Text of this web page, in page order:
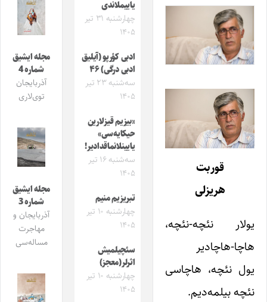
قوربت
هریزلی
یولار نئچه-نئچه،
هاچا-هاچادیر
یول نئچه، هاچاسی
نئچه بیلمه‌دیم.
یاییملاندی
چهارشنبه ۳۱ تیر
۱۴۰۵
ادبی کؤرپو (آیلیق
ادبی درگی) ۴۶
سه‌شنبه ۲۳ تیر
۱۴۰۵
«بیزیم قیزلارین
حیکایه‌سی»
یایینلانماقدادیر!
سه‌شنبه ۱۶ تیر
۱۴۰۵
تبریزیم منیم
چهارشنبه ۱۰ تیر
۱۴۰۵
سئچیلمیش
اثرلر(معجز)
چهارشنبه ۱۰ تیر
۱۴۰۵
مجله ایشیق
شماره 4
آذربایجان
توی‌لاری
مجله ایشیق
شماره 3
آذربایجان و
مهاجرت
مساله‌سی